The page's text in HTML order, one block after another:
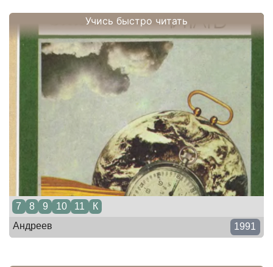
Учись быстро читать
7 8 9 10 11
К
Андреев
1991